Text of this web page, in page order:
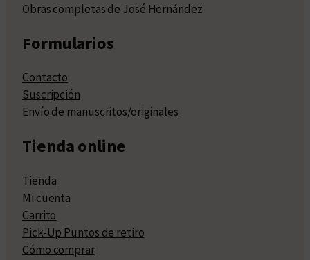
Obras completas de José Hernández
Formularios
Contacto
Suscripción
Envío de manuscritos/originales
Tienda online
Tienda
Mi cuenta
Carrito
Pick-Up Puntos de retiro
Cómo comprar